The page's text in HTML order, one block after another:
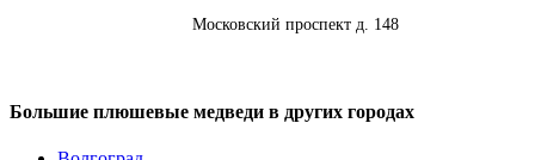
Московский проспект д. 148
Большие плюшевые медведи в других городах